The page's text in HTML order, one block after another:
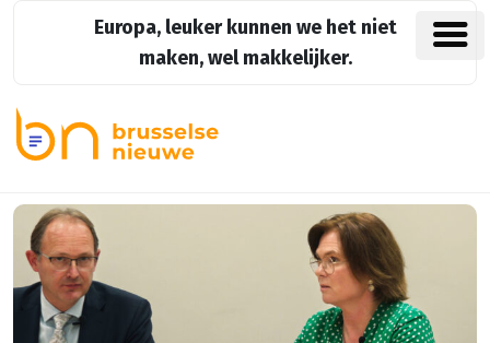
Europa, leuker kunnen we het niet
maken, wel makkelijker.